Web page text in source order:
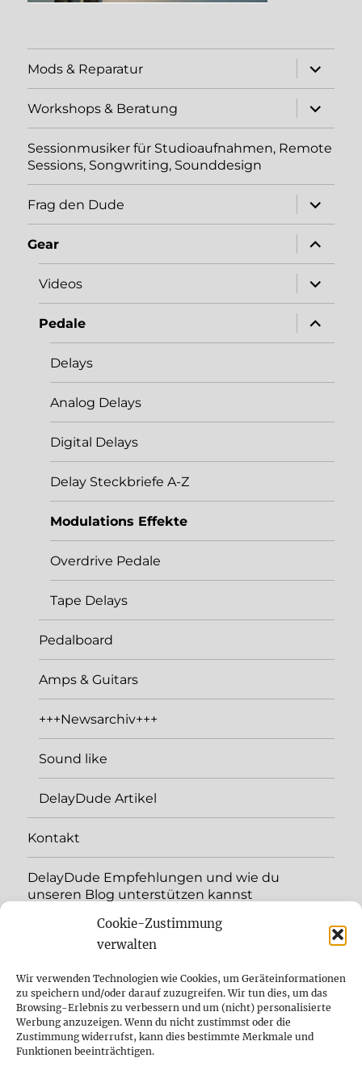
Cookie-Zustimmung
verwalten
Wir verwenden Technologien wie Cookies, um Geräteinformationen
zu speichern und/oder darauf zuzugreifen. Wir tun dies, um das
Browsing-Erlebnis zu verbessern und um (nicht) personalisierte
Werbung anzuzeigen. Wenn du nicht zustimmst oder die
Zustimmung widerrufst, kann dies bestimmte Merkmale und
Funktionen beeinträchtigen.
Mods & Reparatur
öffnen
Workshops & Beratung
öffnen
Sessionmusiker für Studioaufnahmen, Remote
Sessions, Songwriting, Sounddesign
Frag den Dude
öffnen
Gear
öffnen
Videos
öffnen
Pedale
öffnen
Delays
Analog Delays
Digital Delays
Delay Steckbriefe A-Z
Modulations Effekte
Overdrive Pedale
Tape Delays
Pedalboard
Amps & Guitars
+++Newsarchiv+++
Sound like
DelayDude Artikel
Kontakt
DelayDude Empfehlungen und wie du
unseren Blog unterstützen kannst
öffnen
YouTube
Instagram
Feed